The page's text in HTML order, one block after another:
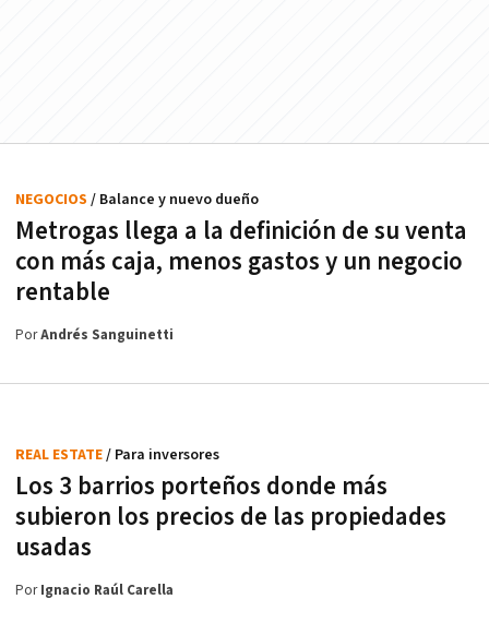
Metrogas llega a la definición de su venta
con más caja, menos gastos y un negocio
rentable
NEGOCIOS / Balance y nuevo dueño
PorAndrés Sanguinetti
Los 3 barrios porteños donde más
subieron los precios de las propiedades
usadas
REAL ESTATE/ Para inversores
PorIgnacio Raúl Carella